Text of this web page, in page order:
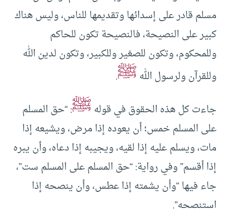
مسلم قادر على إسدائها وتقديمها للناس، وليس هناك
كبير على النصيحة، فالنصيحة تكون للحاكم
وللمحكوم، وتكون للصغير وللكبير، وتكون لدين الله
وللقرآن ولرسول اللهﷺ.
جاءت كل هذه الحقوق في قولهﷺ: “حق المسلم
على المسلم خمس؛ أن يعوده إذا مرض، ويشيعه إذا
مات، ويسلم عليه إذا لقيه، ويجيبه إذا دعاه، وأن يبره
إذا أقسم” وفي رواية: “حق المسلم على المسلم ست”،
جاء فيها “وأن يشمته إذا عطس، وأن ينصحه إذا
استنصحه”.